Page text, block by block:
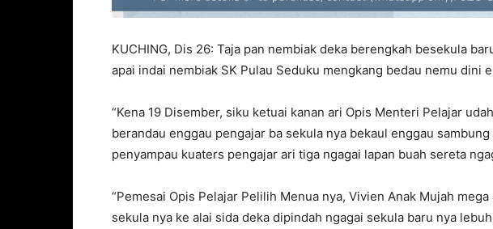
KUCHING, Dis 26: Taja pan nembiak deka berengkah besekula
apai indai nembiak SK Pulau Seduku mengkang bedau nemu dini
“Kena 19 Disember, siku ketuai kanan ari Opis Menteri Pelajar
berandau enggau pengajar ba sekula nya bekaul enggau
penyampau kuaters pengajar ari tiga ngagai lapan buah sereta
“Pemesai Opis Pelajar Pelilih Menua nya, Vivien Anak Mujah
sekula nya ke alai sida deka dipindah ngagai sekula baru nya